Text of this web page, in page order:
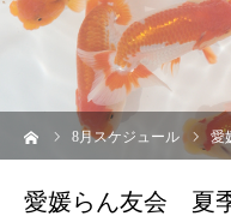
8月スケジュール 愛
愛媛らん友会 夏